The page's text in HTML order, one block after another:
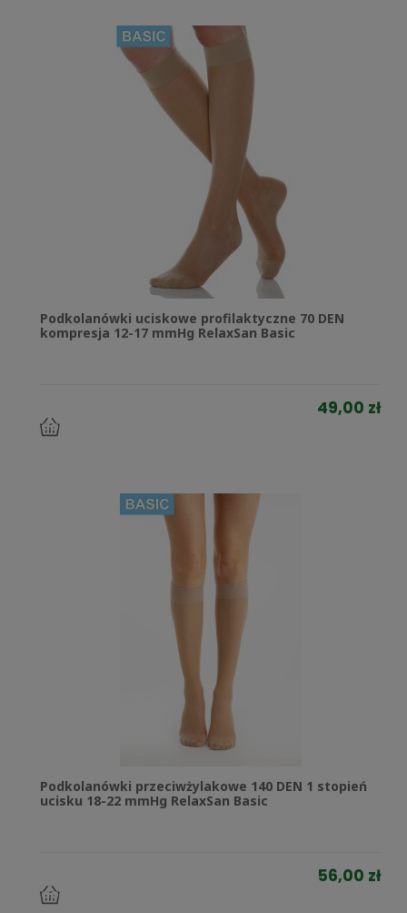
Podkolanówki uciskowe profilaktyczne 70 DEN
kompresja 12-17 mmHg RelaxSan Basic
49,00 zł
do
koszyka
Podkolanówki przeciwżylakowe 140 DEN 1 stopień
ucisku 18-22 mmHg RelaxSan Basic
56,00 zł
do